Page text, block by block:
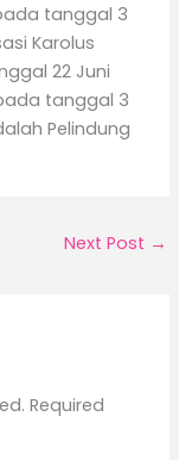
tanggal 3
Karolus
22 Juni
tanggal 3
Pelindung
Next Post →
Required